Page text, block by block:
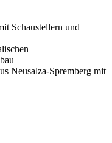
Schaustellern und
Neusalza-Spremberg mit